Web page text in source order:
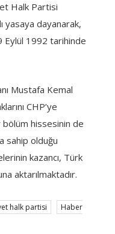
Halk Partisi
yasaya dayanarak,
Eylül 1992 tarihinde
Mustafa Kemal
CHP’ye
bölüm hissesinin de
sahip olduğu
kazancı, Türk
aktarılmaktadır.
halk partisi
Haber